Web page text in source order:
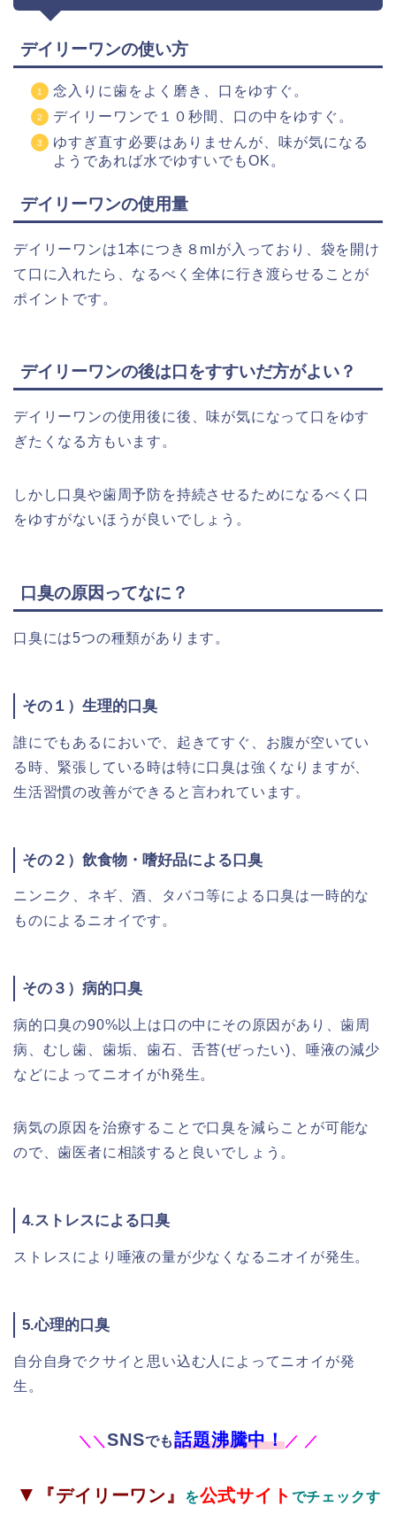
デイリーワンの使い方
念入りに歯をよく磨き、口をゆすぐ。
デイリーワンで１０秒間、口の中をゆすぐ。
ゆすぎ直す必要はありませんが、味が気になる
ようであれば水でゆすいでもOK。
デイリーワンの使用量
デイリーワンは1本につき８mlが入っており、袋を開け
て口に入れたら、なるべく全体に行き渡らせることが
ポイントです。
デイリーワンの後は口をすすいだ方がよい？
デイリーワンの使用後に後、味が気になって口をゆす
ぎたくなる方もいます。
しかし口臭や歯周予防を持続させるためになるべく口
をゆすがないほうが良いでしょう。
口臭の原因ってなに？
口臭には5つの種類があります。
その１）生理的口臭
誰にでもあるにおいで、起きてすぐ、お腹が空いてい
る時、緊張している時は特に口臭は強くなりますが、
生活習慣の改善ができると言われています。
その２）飲食物・嗜好品による口臭
ニンニク、ネギ、酒、タバコ等による口臭は一時的な
ものによるニオイです。
その３）病的口臭
病的口臭の90%以上は口の中にその原因があり、歯周
病、むし歯、歯垢、歯石、舌苔(ぜったい)、唾液の減少
などによってニオイがh発生。
病気の原因を治療することで口臭を減らことが可能な
ので、歯医者に相談すると良いでしょう。
4.ストレスによる口臭
ストレスにより唾液の量が少なくなるニオイが発生。
5.心理的口臭
自分自身でクサイと思い込む人によってニオイが発
生。
＼ ＼SNSでも話題沸騰中！／ ／
▼ 『デイリーワン』 を公式サイト でチェックす